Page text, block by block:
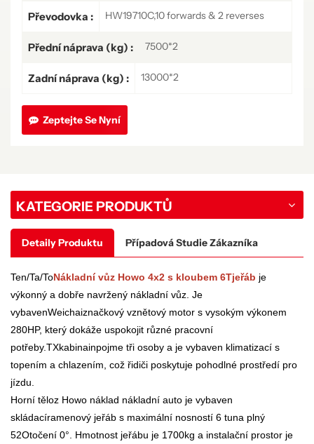
Převodovka : HW19710C,10 forwards & 2 reverses
Přední náprava (kg) : 7500*2
Zadní náprava (kg) : 13000*2
Zeptejte Se Nyní
KATEGORIE PRODUKTŮ
Detaily Produktu Případová Studie Zákazníka
Ten/Ta/ToNákladní vůz Howo 4x2 s kloubem 6Tjeřáb je
výkonný a dobře navržený nákladní vůz. Je
vybavenWeichaiznačkový vznětový motor s vysokým výkonem
280HP, který dokáže uspokojit různé pracovní
potřeby.TXkabinainpojme tři osoby a je vybaven klimatizací s
topením a chlazením, což řidiči poskytuje pohodlné prostředí pro
jízdu.
Horní těloz Howo náklad nákladní auto je vybaven
skládacíramenový jeřáb s maximální nosností 6 tuna plný
52Otočení 0°. Hmotnost jeřábu je 1700kg a instalační prostor je